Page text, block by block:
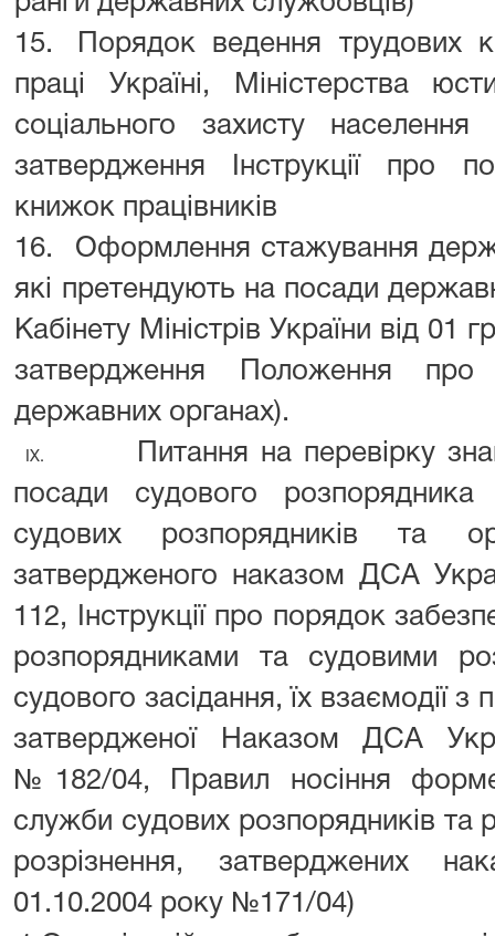
15.
Порядок ведення трудових
праці Україні, Міністерства
соціального захисту
затвердження Інструкції про
книжок працівників
16.
Оформлення стажування
які претендують на посади
Кабінету Міністрів України від
затвердження Положення
державних органах).
IX.
Питання на перевірку
посади судового
судових розпорядників та
затвердженого наказом ДСА
112, Інструкції про порядок
розпорядниками та судовими
судового засідання, їх взаємодії
затвердженої Наказом ДСА
№182/04, Правил носіння
служби судових розпорядників та
розрізнення, затверджених
01.10.2004 року №171/04)